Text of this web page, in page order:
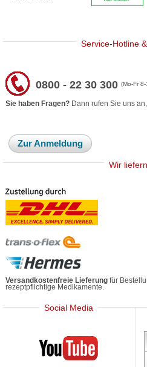
Service-Hotline
0800 - 22 30 300(Mo-Fr
Sie haben Fragen? Dann rufen Sie uns
Zur Anmeldung
Wir
Versandkostenfreie Lieferung für
rezeptpflichtige Medikamente.
Social Media
Mediherz